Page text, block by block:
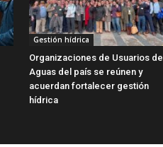
Gestión hídrica
Organizaciones de Usuarios de
Aguas del país se reúnen y
acuerdan fortalecer gestión
hídrica